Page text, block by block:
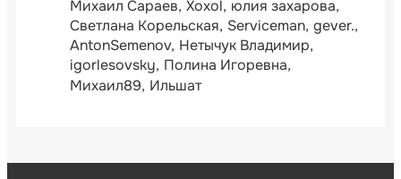
Михаил Сараев Xoxol юлия захарова
Светлана Корельская Serviceman gever.
AntonSemenov Нетычук Владимир
igorlesovsky Полина Игоревна
Михаил89 Ильшат